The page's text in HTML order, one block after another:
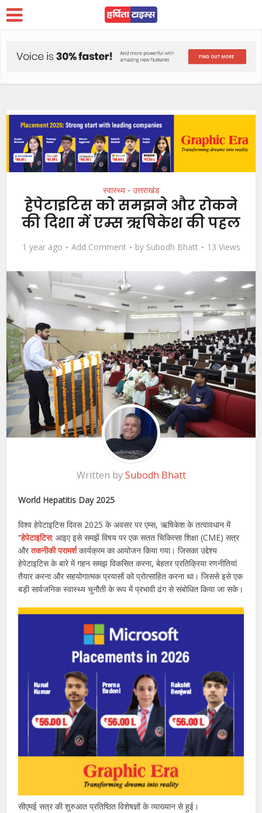
स्वास्थ्य • उत्तराखंड
हेपेटाइटिस को समझने और रोकने
की दिशा में एम्स ऋषिकेश की पहल
1 year ago Add Comment by Subodh Bhatt 13 Views
Written bySubodh Bhatt
World Hepatitis Day 2025
विश्व हेपेटाइटिस दिवस 2025 के अवसर पर एम्स, ऋषिकेश के तत्वावधान में
“हेपेटाइटिस: आइए इसे समझें विषय पर एक सतत चिकित्सा शिक्षा (CME) सत्र
औरतकनीकी परामर्शकार्यक्रम का आयोजन किया गया। जिसका उद्देश्य
हेपेटाइटिस के बारे में गहन समझ विकसित करना, बेहतर प्रतिक्रिया रणनीतियां
तैयार करना और सहयोगात्मक प्रयासों को प्रोत्साहित करना था। जिससे इसे एक
बड़ी सार्वजनिक स्वास्थ्य चुनौती के रूप में प्रभावी ढंग से संबोधित किया जा सके।
सीएमई सत्र की शुरुआत प्रतिष्ठित विशेषज्ञों के व्याख्यान से हुई।